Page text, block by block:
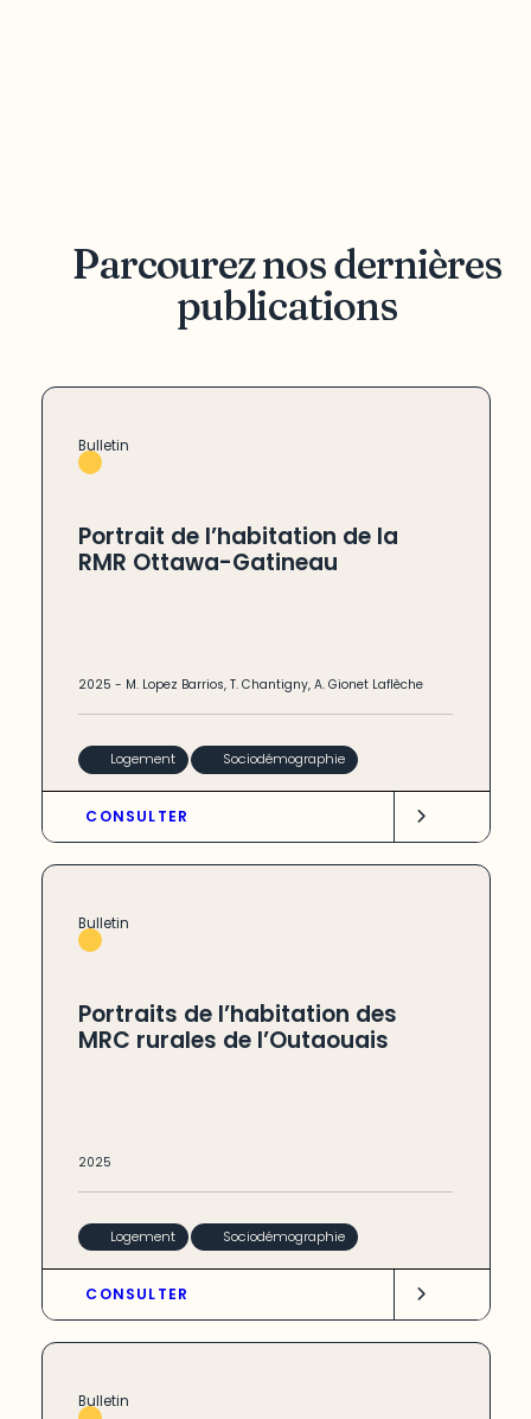
Parcourez nos dernières
publications
Bulletin
Portrait de l’habitation de la
RMR Ottawa-Gatineau
2025- M. Lopez Barrios,T. Chantigny,A. Gionet Laflèche
Logement Sociodémographie
CONSULTER
Bulletin
Portraits de l’habitation des
MRC rurales de l’Outaouais
2025
Logement Sociodémographie
CONSULTER
Bulletin